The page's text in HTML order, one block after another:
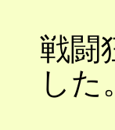
戦闘
した